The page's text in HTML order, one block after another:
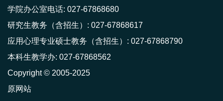
学院办公室电话: 027-67868680
研究生教务（含招生）: 027-67868617
应用心理专业硕士教务（含招生）: 027-67868790
本科生教学办: 027-67868562
Copyright © 2005-2025
原网站